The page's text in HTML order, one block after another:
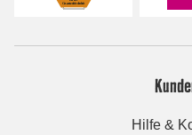
Hilfe &